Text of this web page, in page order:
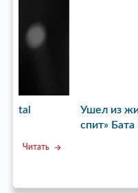
Ушел из жизни
спит» Бата Недич